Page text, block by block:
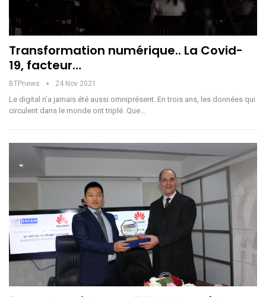
Transformation numérique.. La Covid-
19, facteur…
BTPnews 24 Nov 2021
Le digital n’a jamais été aussi omniprésent. En trois ans, les données qui
circulent dans le monde ont triplé. Que…